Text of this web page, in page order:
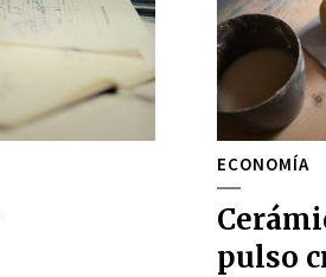
ECONOMÍA
pulso